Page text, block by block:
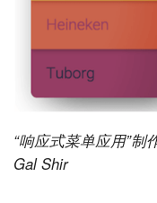
“响应式菜单应用”制
Gal Shir